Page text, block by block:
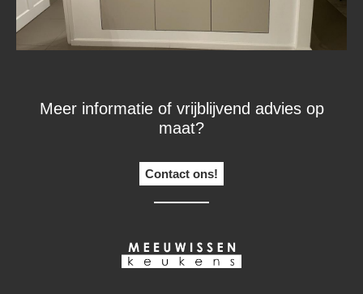
Meer informatie of vrijblijvend advies op
maat?
Contact ons!